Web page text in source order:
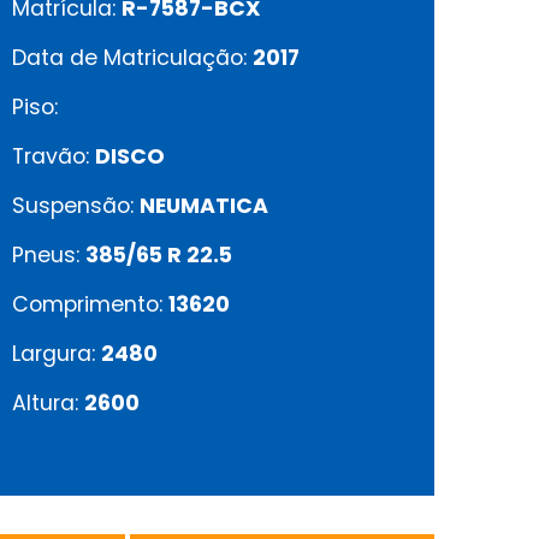
Matrícula: R-7587-BCX
Data de Matriculação: 2017
Piso:
Travão: DISCO
Suspensão: NEUMATICA
Pneus: 385/65 R 22.5
Comprimento: 13620
Largura: 2480
Altura: 2600